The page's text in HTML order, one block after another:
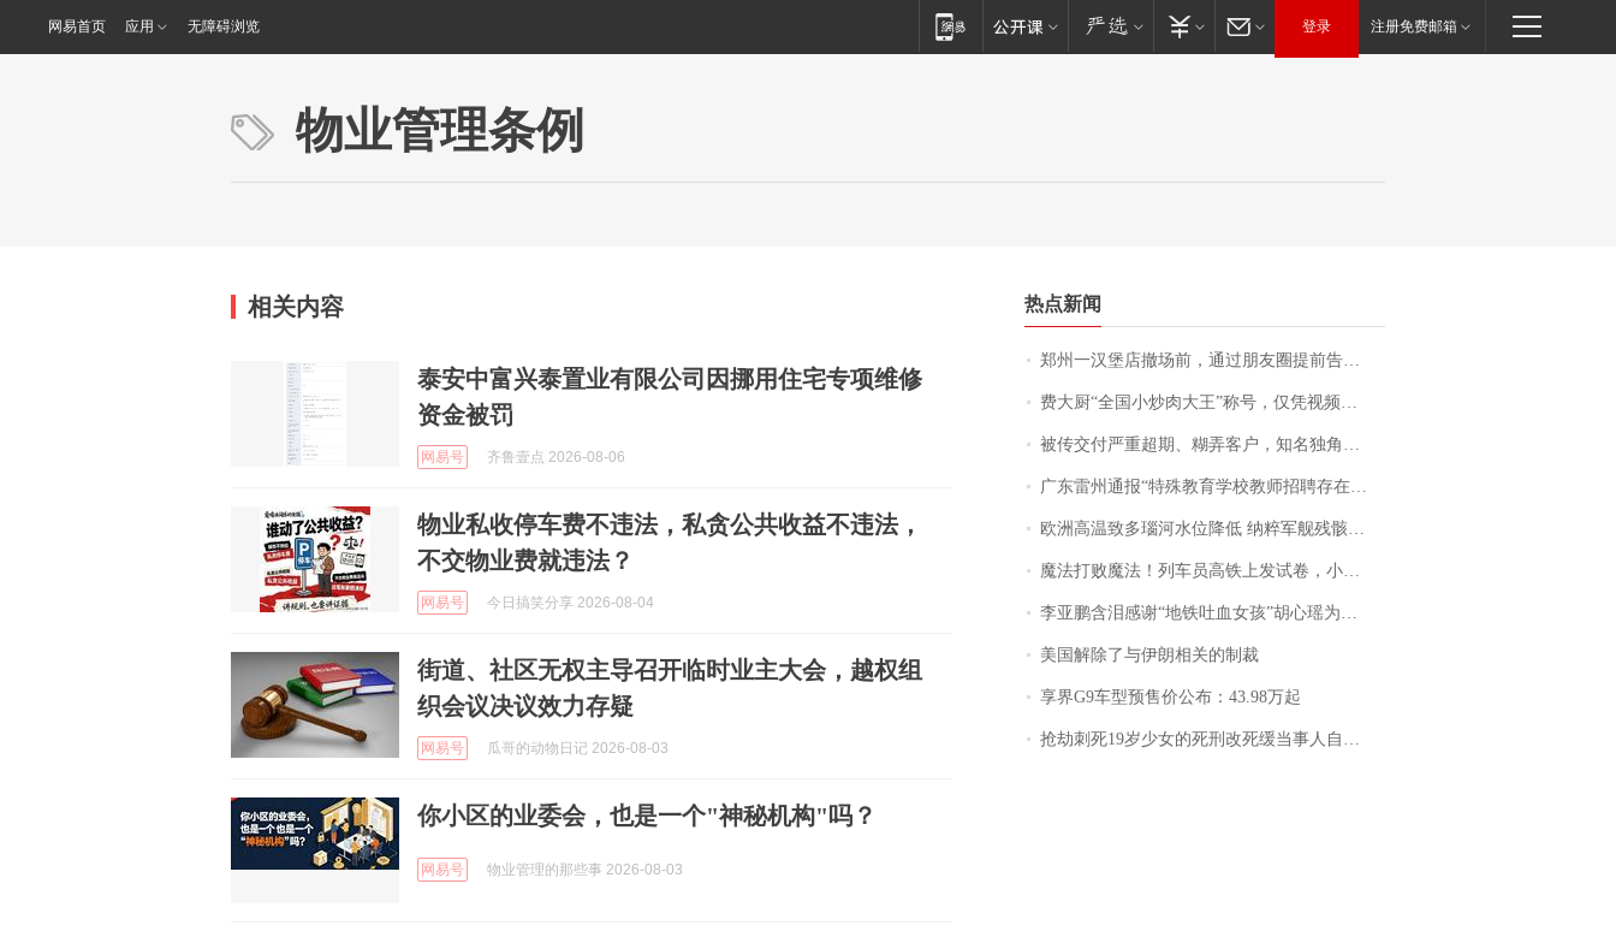
网易首页 应用 无障碍浏览 登录 注册免费邮箱
物业管理条例
相关内容
泰安中富兴泰置业有限公司因挪用住宅专项维修
资金被罚
网易号 齐鲁壹点 2026-08-06
物业私收停车费不违法，私贪公共收益不违法，
不交物业费就违法？
网易号 今日搞笑分享 2026-08-04
街道、社区无权主导召开临时业主大会，越权组
织会议决议效力存疑
网易号 瓜哥的动物日记 2026-08-03
你小区的业委会，也是一个"神秘机构"吗？
网易号 物业管理的那些事 2026-08-03
热点新闻
郑州一汉堡店撤场前，通过朋友圈提前告知逐一退费，有顾客仅剩1元也全被退回，分文不少；顾客：言而有信，让人感动
费大厨“全国小炒肉大王”称号，仅凭视频评出？中国烹饪协会回应
被传交付严重超期、糊弄客户，知名独角兽车企创始人回应：都没证据，将依法采取措施，“本人长期与美国交管局保持沟通，对方表示肯定”
广东雷州通报“特殊教育学校教师招聘存在违规行为”：已启动问责程序 副校长被停职
欧洲高温致多瑙河水位降低 纳粹军舰残骸重见天日
魔法打败魔法！列车员高铁上发试卷，小朋友一秒静音，12306回应：列车员个人行为，不是铁路规定
李亚鹏含泪感谢“地铁吐血女孩”胡心瑶为嫣然天使捐99999元：这份捐赠太沉重，尊重其捐赠意愿，个人向胡心瑶和她的病友之家各捐赠99999元
美国解除了与伊朗相关的制裁
享界G9车型预售价公布：43.98万起
抢劫刺死19岁少女的死刑改死缓当事人自述：出狱11年间始终刻意躲避被害人家属